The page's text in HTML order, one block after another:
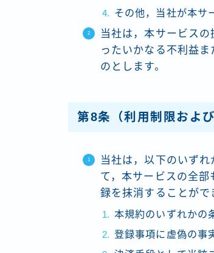
その他，当社が本サ
当社は，本サービス
ったいかなる不利益
のとします。
第8条（利用制限およ
当社は，以下のいず
て，本サービスの全
録を抹消することがで
本規約のいずれかの
登録事項に虚偽の事